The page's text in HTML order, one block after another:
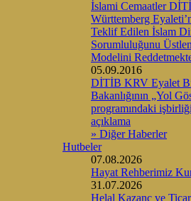
İslami Cemaatler
Württemberg
Teklif Edilen İslam
Sorumluluğunu
Modelini
05.09.2016
DİTİB KRV Eyalet
Bakanlığının „Yol
programındaki
açıklama
» Diğer Haberler
Hutbeler
07.08.2026
Hayat Rehberimiz
31.07.2026
Helal Kazanç ve